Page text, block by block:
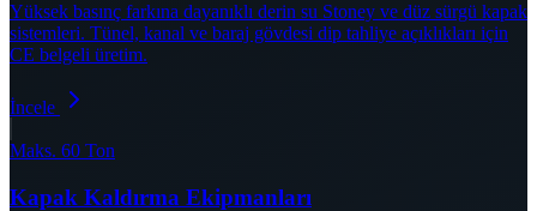
Yüksek basınç farkına dayanıklı derin su Stoney ve düz sürgü kapak
sistemleri. Tünel, kanal ve baraj gövdesi dip tahliye açıklıkları için
CE belgeli üretim.
İncele
Maks. 60 Ton
Kapak Kaldırma Ekipmanları